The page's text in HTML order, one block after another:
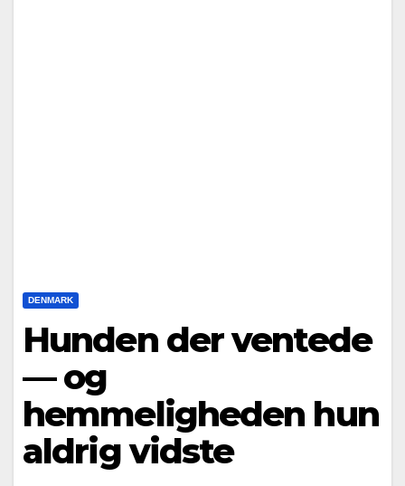
DENMARK
Hunden der ventede
— og
hemmeligheden hun
aldrig vidste